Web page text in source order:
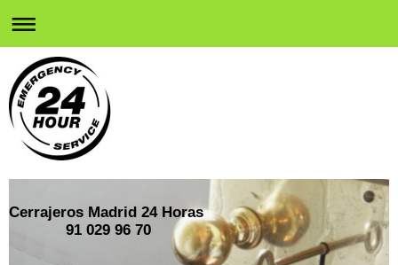
Cerrajeros Madrid 24 Horas
91 029 96 70